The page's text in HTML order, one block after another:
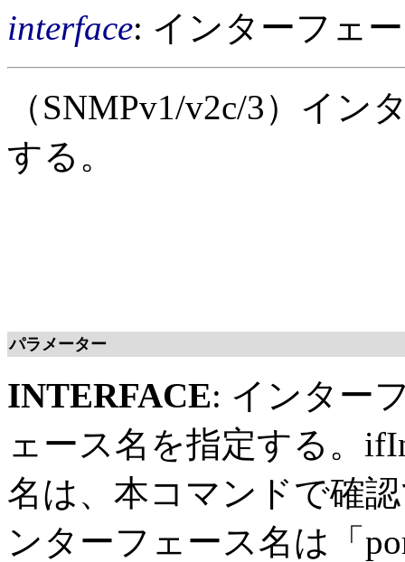
interface: インターフェ
（SNMPv1/v2c/3）イ
する。
パラメーター
INTERFACE: インター
ェース名を指定する。
名は、本コマンドで確
ンターフェース名は「